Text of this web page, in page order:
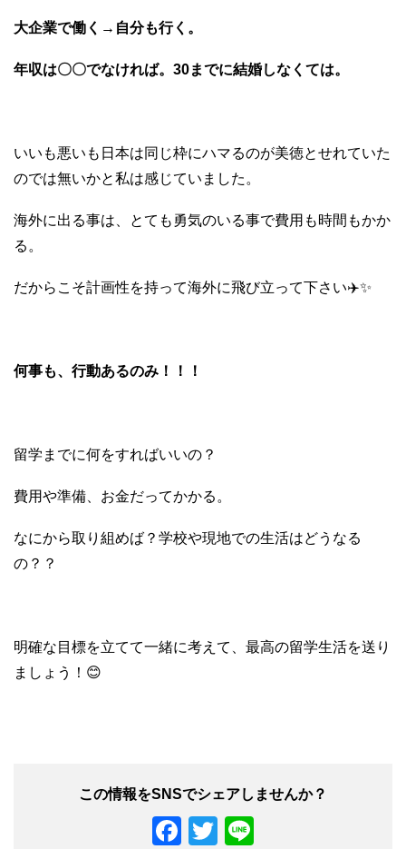
大企業で働く → 自分も行く。
年収は〇〇でなければ。 30までに結婚しなくては。
いいも悪いも日本は同じ枠にハマるのが美徳とせれていた
のでは無いかと私は感じていました。
海外に出る事は、とても勇気のいる事で費用も時間もかか
る。
だからこそ計画性を持って海外に飛び立って下さい✈️✨
何事も、行動あるのみ！！！
留学までに何をすればいいの？
費用や準備、お金だってかかる。
なにから取り組めば？学校や現地での生活はどうなる
の？？
明確な目標を立てて一緒に考えて、最高の留学生活を送り
ましょう！😊
F
T